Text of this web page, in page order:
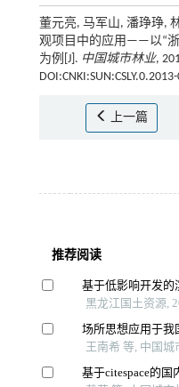
董元亮, 马军山, 潘琤琤,
观项目中的应用——以“
为例[J]. 中国城市林业,
上一篇